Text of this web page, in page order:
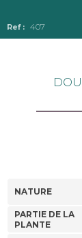
407
NATURE
PARTIE DE LA
PLANTE